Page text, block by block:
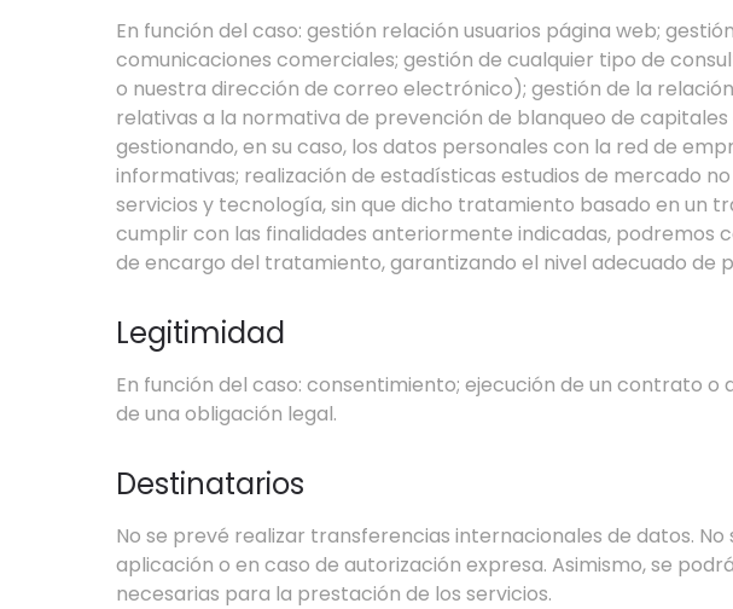
En función del caso: gestión relación usuarios página web;
comunicaciones comerciales; gestión de cualquier tipo de
o nuestra dirección de correo electrónico); gestión de la
relativas a la normativa de prevención de blanqueo de
gestionando, en su caso, los datos personales con la red de
informativas; realización de estadísticas estudios de mercado
servicios y tecnología, sin que dicho tratamiento basado en un
cumplir con las finalidades anteriormente indicadas,
de encargo del tratamiento, garantizando el nivel adecuado
Legitimidad
En función del caso: consentimiento; ejecución de un contrato
de una obligación legal.
Destinatarios
No se prevé realizar transferencias internacionales de datos.
aplicación o en caso de autorización expresa. Asimismo, se
necesarias para la prestación de los servicios.